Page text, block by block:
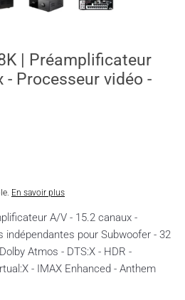
| Préamplificateur
- Processeur vidéo -
En savoir plus
A/V - 15.2 canaux -
indépendantes pour Subwoofer - 32
Atmos - DTS:X - HDR -
- IMAX Enhanced - Anthem